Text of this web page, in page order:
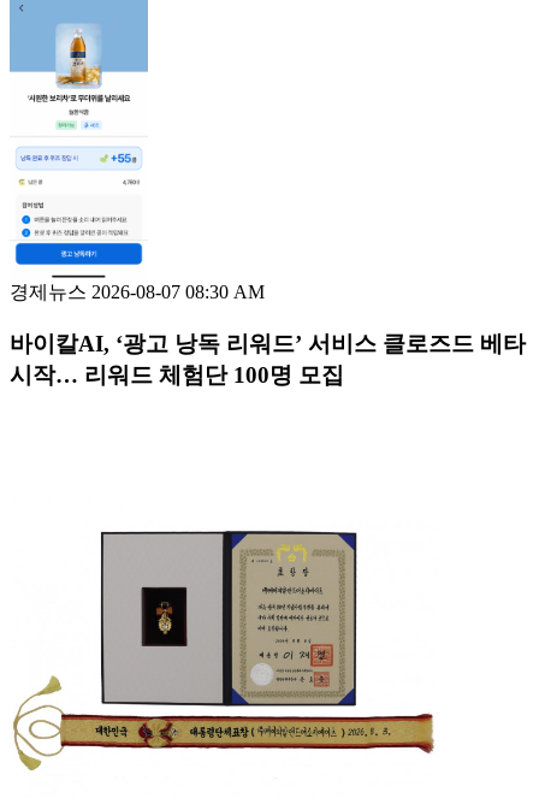
경제뉴스 2026-08-07 08:30 AM
바이칼AI, ‘광고 낭독 리워드’ 서비스 클로즈드 베타
시작… 리워드 체험단 100명 모집